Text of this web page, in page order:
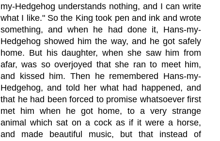
my-Hedgehog understands nothing, and I can write
what I like." So the King took pen and ink and wrote
something, and when he had done it, Hans-my-
Hedgehog showed him the way, and he got safely
home. But his daughter, when she saw him from
afar, was so overjoyed that she ran to meet him,
and kissed him. Then he remembered Hans-my-
Hedgehog, and told her what had happened, and
that he had been forced to promise whatsoever first
met him when he got home, to a very strange
animal which sat on a cock as if it were a horse,
and made beautiful music, but that instead of